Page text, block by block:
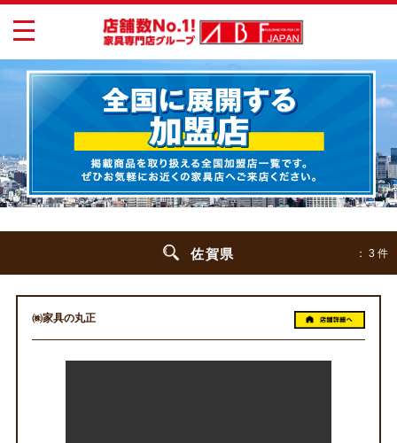
toggle
navigation
佐賀県 ： 3 件
㈱家具の丸正